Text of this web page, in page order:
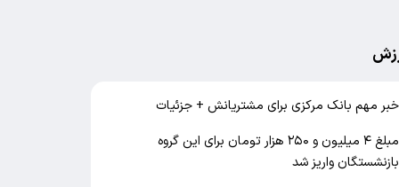
خبر مهم بانک مرکزی برای مشتریانش + جزئیات
مبلغ ۴ میلیون و ۲۵۰ هزار تومان برای این گروه
بازنشستگان واریز شد